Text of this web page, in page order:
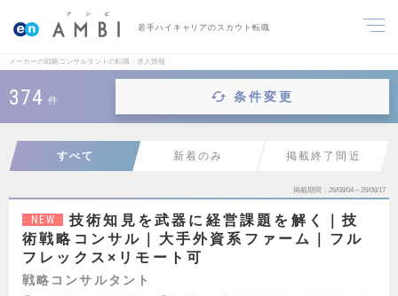
若手ハイキャリアのスカウト転職
メーカーの戦略コンサルタントの転職・求人情報
374 件 条件変更
すべて 新着のみ 掲載終了間近
掲載期間 26/08/04～26/08/17
NEW
技術知見を武器に経営課題を解く｜技
術戦略コンサル｜大手外資系ファーム｜フル
フレックス×リモート可
戦略コンサルタント